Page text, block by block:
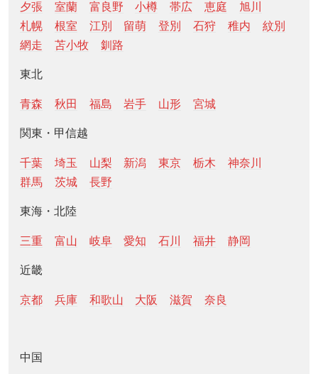
夕張
室蘭 富良野 小樽 帯広 恵庭
旭川
札幌
根室 江別 留萌 登別 石狩 稚内
紋別
網走
苫小牧 釧路
東北
青森 秋田 福島 岩手 山形 宮城
関東・甲信越
千葉 埼玉 山梨 新潟 東京 栃木
神奈川
群馬
茨城 長野
東海・北陸
三重 富山 岐阜 愛知 石川 福井 静岡
近畿
京都 兵庫 和歌山 大阪 滋賀 奈良
中国